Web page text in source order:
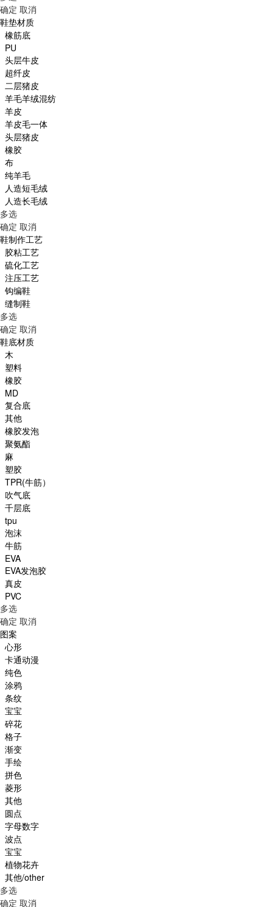
确定 取消
鞋垫材质
橡筋底
PU
头层牛皮
超纤皮
二层猪皮
羊毛羊绒混纺
羊皮
羊皮毛一体
头层猪皮
橡胶
布
纯羊毛
人造短毛绒
人造长毛绒
多选
确定 取消
鞋制作工艺
胶粘工艺
硫化工艺
注压工艺
钩编鞋
缝制鞋
多选
确定 取消
鞋底材质
木
塑料
橡胶
MD
复合底
其他
橡胶发泡
聚氨酯
麻
塑胶
TPR(牛筋）
吹气底
千层底
tpu
泡沫
牛筋
EVA
EVA发泡胶
真皮
PVC
多选
确定 取消
图案
心形
卡通动漫
纯色
涂鸦
条纹
宝宝
碎花
格子
渐变
手绘
拼色
菱形
其他
圆点
字母数字
波点
宝宝
植物花卉
其他/other
多选
确定 取消